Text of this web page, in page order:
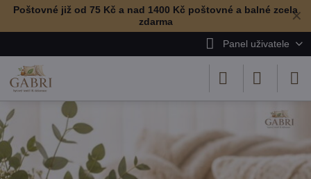
✕
Poštovné již od 75 Kč a nad 1400 Kč poštovné a balné zcela
zdarma
Panel uživatele